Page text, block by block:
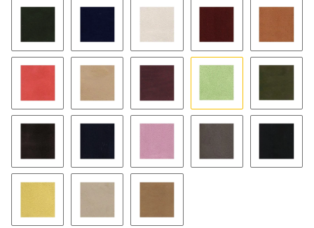
949 951 blush bordeaux cognac
feuer hellbeige maulbeere mint moos
nougat pacific rosa